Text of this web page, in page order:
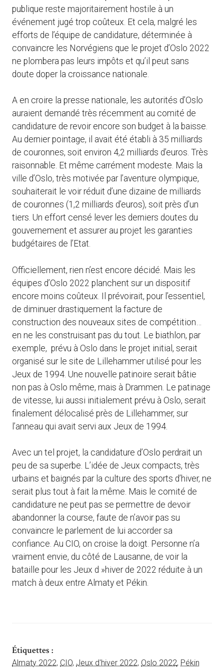
publique reste majoritairement hostile à un
événement jugé trop coûteux. Et cela, malgré les
efforts de l’équipe de candidature, déterminée à
convaincre les Norvégiens que le projet d’Oslo 2022
ne plombera pas leurs impôts et qu’il peut sans
doute doper la croissance nationale.
A en croire la presse nationale, les autorités d’Oslo
auraient demandé très récemment au comité de
candidature de revoir encore son budget à la baisse.
Au dernier pointage, il avait été établi à 35 milliards
de couronnes, soit environ 4,2 milliards d’euros. Très
raisonnable. Et même carrément modeste. Mais la
ville d’Oslo, très motivée par l’aventure olympique,
souhaiterait le voir réduit d’une dizaine de milliards
de couronnes (1,2 milliards d’euros), soit près d’un
tiers. Un effort censé lever les derniers doutes du
gouvernement et assurer au projet les garanties
budgétaires de l’Etat.
Officiellement, rien n’est encore décidé. Mais les
équipes d’Oslo 2022 planchent sur un dispositif
encore moins coûteux. Il prévoirait, pour l’essentiel,
de diminuer drastiquement la facture de
construction des nouveaux sites de compétition…
en ne les construisant pas du tout. Le biathlon, par
exemple, prévu à Oslo dans le projet initial, serait
organisé sur le site de Lillehammer utilisé pour les
Jeux de 1994. Une nouvelle patinoire serait bâtie
non pas à Oslo même, mais à Drammen. Le patinage
de vitesse, lui aussi initialement prévu à Oslo, serait
finalement délocalisé près de Lillehammer, sur
l’anneau qui avait servi aux Jeux de 1994.
Avec un tel projet, la candidature d’Oslo perdrait un
peu de sa superbe. L’idée de Jeux compacts, très
urbains et baignés par la culture des sports d’hiver, ne
serait plus tout à fait la même. Mais le comité de
candidature ne peut pas se permettre de devoir
abandonner la course, faute de n’avoir pas su
convaincre le parlement de lui accorder sa
confiance. Au CIO, on croise la doigt. Personne n’a
vraiment envie, du côté de Lausanne, de voir la
bataille pour les Jeux d »hiver de 2022 réduite à un
match à deux entre Almaty et Pékin.
Étiquettes :
Almaty 2022, CIO, Jeux d'hiver 2022, Oslo 2022, Pékin